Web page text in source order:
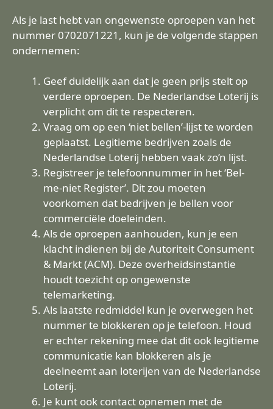
Als je last hebt van ongewenste oproepen van het
nummer 0702071221, kun je de volgende stappen
ondernemen:
Geef duidelijk aan dat je geen prijs stelt op
verdere oproepen. De Nederlandse Loterij is
verplicht om dit te respecteren.
Vraag om op een ‘niet bellen’-lijst te worden
geplaatst. Legitieme bedrijven zoals de
Nederlandse Loterij hebben vaak zo’n lijst.
Registreer je telefoonnummer in het ‘Bel-
me-niet Register’. Dit zou moeten
voorkomen dat bedrijven je bellen voor
commerciële doeleinden.
Als de oproepen aanhouden, kun je een
klacht indienen bij de Autoriteit Consument
& Markt (ACM). Deze overheidsinstantie
houdt toezicht op ongewenste
telemarketing.
Als laatste redmiddel kun je overwegen het
nummer te blokkeren op je telefoon. Houd
er echter rekening mee dat dit ook legitieme
communicatie kan blokkeren als je
deelneemt aan loterijen van de Nederlandse
Loterij.
Je kunt ook contact opnemen met de